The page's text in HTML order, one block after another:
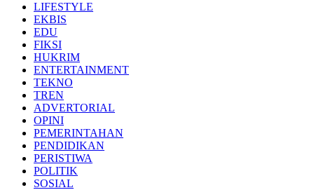
LIFESTYLE
EKBIS
EDU
FIKSI
HUKRIM
ENTERTAINMENT
TEKNO
TREN
ADVERTORIAL
OPINI
PEMERINTAHAN
PENDIDIKAN
PERISTIWA
POLITIK
SOSIAL